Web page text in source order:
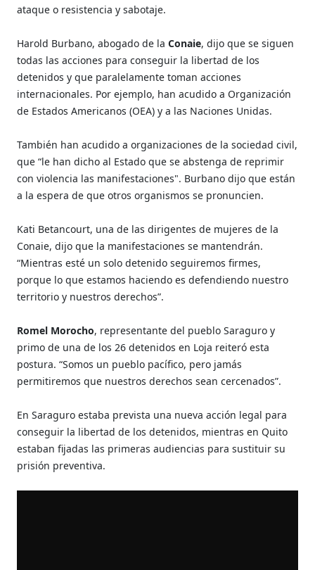
ataque o resistencia y sabotaje.
Harold Burbano, abogado de laConaie, dijo que se siguen
todas las acciones para conseguir la libertad de los
detenidos y que paralelamente toman acciones
internacionales. Por ejemplo, han acudido a Organización
de Estados Americanos (OEA) y a las Naciones Unidas.
También han acudido a organizaciones de la sociedad civil,
que “le han dicho al Estado que se abstenga de reprimir
con violencia las manifestaciones". Burbano dijo que están
a la espera de que otros organismos se pronuncien.
Kati Betancourt, una de las dirigentes de mujeres de la
Conaie, dijo que la manifestaciones se mantendrán.
“Mientras esté un solo detenido seguiremos firmes,
porque lo que estamos haciendo es defendiendo nuestro
territorio y nuestros derechos”.
Romel Morocho, representante del pueblo Saraguro y
primo de una de los 26 detenidos en Loja reiteró esta
postura. “Somos un pueblo pacífico, pero jamás
permitiremos que nuestros derechos sean cercenados”.
En Saraguro estaba prevista una nueva acción legal para
conseguir la libertad de los detenidos, mientras en Quito
estaban fijadas las primeras audiencias para sustituir su
prisión preventiva.